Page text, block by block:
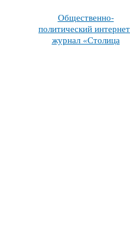
Общественно-
политический
журнал «Столица